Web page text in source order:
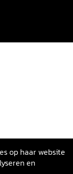
op haar website
en